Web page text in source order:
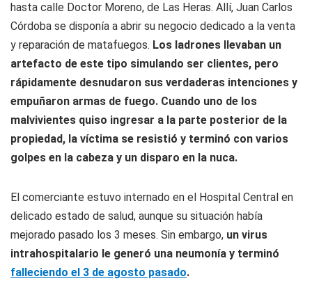
hasta calle Doctor Moreno, de Las Heras. Allí, Juan Carlos
Córdoba se disponía a abrir su negocio dedicado a la venta
y reparación de matafuegos. Los ladrones llevaban un
artefacto de este tipo simulando ser clientes, pero
rápidamente desnudaron sus verdaderas intenciones y
empuñaron armas de fuego. Cuando uno de los
malvivientes quiso ingresar a la parte posterior de la
propiedad, la víctima se resistió y terminó con varios
golpes en la cabeza y un disparo en la nuca.
El comerciante estuvo internado en el Hospital Central en
delicado estado de salud, aunque su situación había
mejorado pasado los 3 meses. Sin embargo, un virus
intrahospitalario le generó una neumonía y terminó
falleciendo el 3 de agosto pasado.